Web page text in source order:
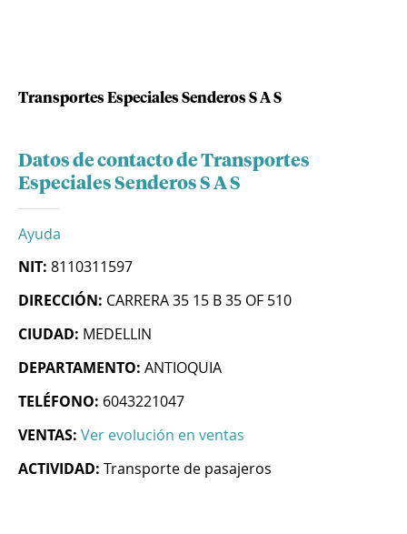
Transportes Especiales Senderos S A S
Datos de contacto de Transportes
Especiales Senderos S A S
Ayuda
NIT: 8110311597
DIRECCIÓN: CARRERA 35 15 B 35 OF 510
CIUDAD: MEDELLIN
DEPARTAMENTO: ANTIOQUIA
TELÉFONO: 6043221047
VENTAS: Ver evolución en ventas
ACTIVIDAD: Transporte de pasajeros